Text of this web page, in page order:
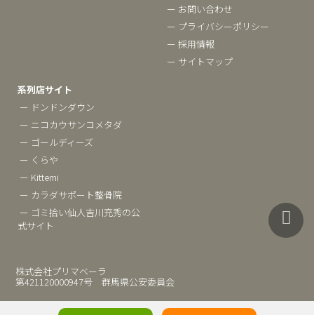
ー お問い合わせ
ー プライバシーポリシー
ー 採用情報
ー サイトマップ
系列店サイト
ー ドンドンダウン
ー ニコカウサンコメタダ
ー ゴールディーズ
ー くらや
ー Kittemi
ー カラダサポート整骨院
ー ゴミ拾い仙人吉川充秀の公
式サイト
株式会社プリマベーラ
第421120000947号 群馬県公安委員会